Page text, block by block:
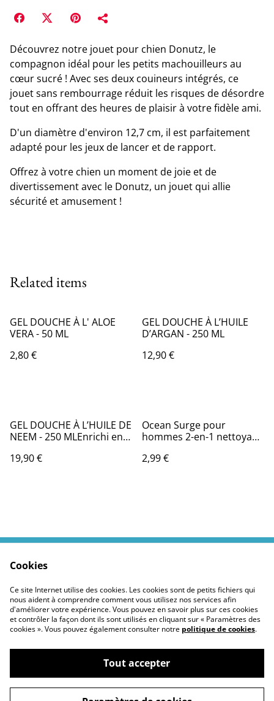
Découvrez notre jouet pour chien Donutz, le
compagnon idéal pour les petits machouilleurs au
cœur sucré ! Avec ses deux couineurs intégrés, ce
jouet sans rembourrage réduit les risques de désordre
tout en offrant des heures de plaisir à votre fidèle ami.
D'un diamètre d'environ 12,7 cm, il est parfaitement
adapté pour les jeux de lancer et de rapport.
Offrez à votre chien un moment de joie et de
divertissement avec le Donutz, un jouet qui allie
sécurité et amusement !
Related items
GEL DOUCHE À L' ALOE
VERA - 50 ML
2,80 €
GEL DOUCHE À L’HUILE
D’ARGAN - 250 ML
12,90 €
GEL DOUCHE À L’HUILE DE
NEEM - 250 MLEnrichi en
Vera
19,90 €
Ocean Surge pour
hommes 2-en-1 nettoyant
corps 250 ml
2,99 €
Politiques Site
Confidentialité des
cookies
©2026Moustickat Cie
Cookies
Ce site Internet utilise des cookies. Les cookies sont de petits fichiers qui
nous aident à comprendre comment vous utilisez nos services afin
d'améliorer votre expérience. Vous pouvez en savoir plus sur ces cookies
et contrôler la façon dont ils sont utilisés en cliquant sur « Paramètres des
cookies ». Vous pouvez également consulter notre politique de cookies.
Tout accepter